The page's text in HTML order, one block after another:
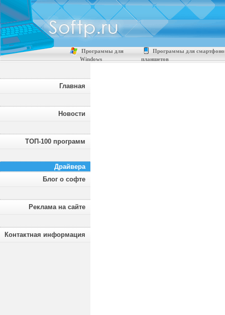
Программы для
Windows
Программы для
планшетов
Главная
Новости
ТОП-100 программ
Драйвера
Блог о софте
Реклама на сайте
Контактная информация